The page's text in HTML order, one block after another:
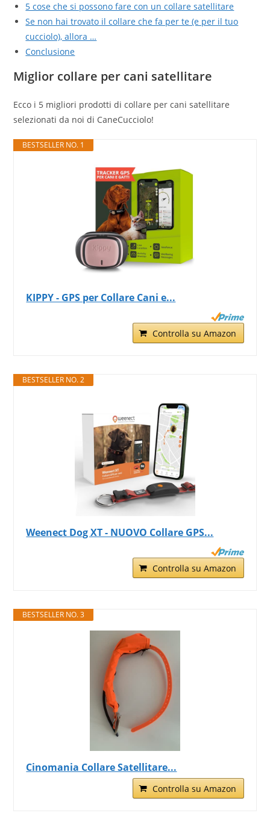
5 cose che si possono fare con un collare satellitare
Se non hai trovato il collare che fa per te (e per il tuo
cucciolo), allora …
Conclusione
Miglior collare per cani satellitare
Ecco i 5 migliori prodotti di collare per cani satellitare
selezionati da noi di CaneCucciolo!
BESTSELLER NO. 1
KIPPY - GPS per Collare Cani e...
Controlla su Amazon
BESTSELLER NO. 2
Weenect Dog XT - NUOVO Collare GPS...
Controlla su Amazon
BESTSELLER NO. 3
Cinomania Collare Satellitare...
Controlla su Amazon